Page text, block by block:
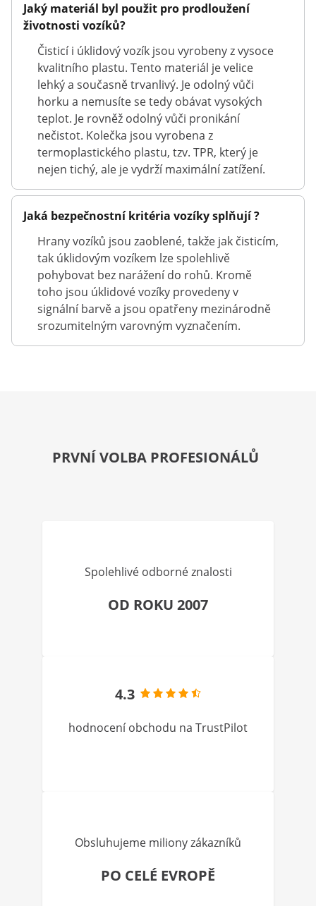
Jaký materiál byl použit pro prodloužení
životnosti vozíků?
Čisticí i úklidový vozík jsou vyrobeny z vysoce
kvalitního plastu. Tento materiál je velice
lehký a současně trvanlivý. Je odolný vůči
horku a nemusíte se tedy obávat vysokých
teplot. Je rovněž odolný vůči pronikání
nečistot. Kolečka jsou vyrobena z
termoplastického plastu, tzv. TPR, který je
nejen tichý, ale je vydrží maximální zatížení.
Jaká bezpečnostní kritéria vozíky splňují ?
Hrany vozíků jsou zaoblené, takže jak čisticím,
tak úklidovým vozíkem lze spolehlivě
pohybovat bez narážení do rohů. Kromě
toho jsou úklidové vozíky provedeny v
signální barvě a jsou opatřeny mezinárodně
srozumitelným varovným vyznačením.
PRVNÍ VOLBA PROFESIONÁLŮ
Spolehlivé odborné znalosti
OD ROKU 2007
4.3
hodnocení obchodu na TrustPilot
Obsluhujeme miliony zákazníků
PO CELÉ EVROPĚ